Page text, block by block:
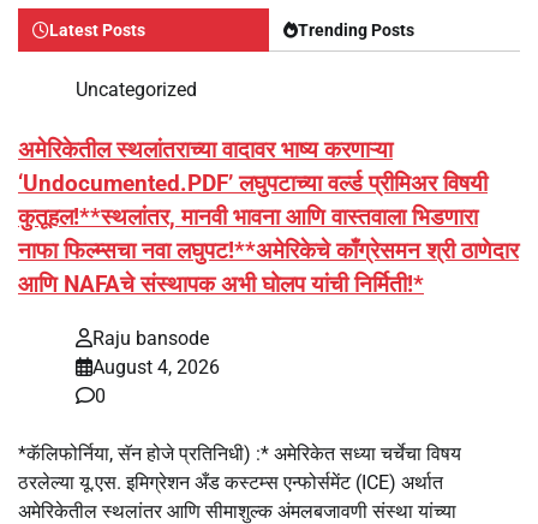
Latest Posts Trending Posts
Uncategorized
अमेरिकेतील स्थलांतराच्या वादावर भाष्य करणाऱ्या
‘Undocumented.PDF’ लघुपटाच्या वर्ल्ड प्रीमिअर विषयी
कुतूहल!**स्थलांतर, मानवी भावना आणि वास्तवाला भिडणारा
नाफा फिल्म्सचा नवा लघुपट!**अमेरिकेचे काँग्रेसमन श्री ठाणेदार
आणि NAFAचे संस्थापक अभी घोलप यांची निर्मिती!*
Raju bansode
August 4, 2026
0
*कॅलिफोर्निया, सॅन होजे प्रतिनिधी) :* अमेरिकेत सध्या चर्चेचा विषय
ठरलेल्या यू.एस. इमिग्रेशन अँड कस्टम्स एन्फोर्समेंट (ICE) अर्थात
अमेरिकेतील स्थलांतर आणि सीमाशुल्क अंमलबजावणी संस्था यांच्या